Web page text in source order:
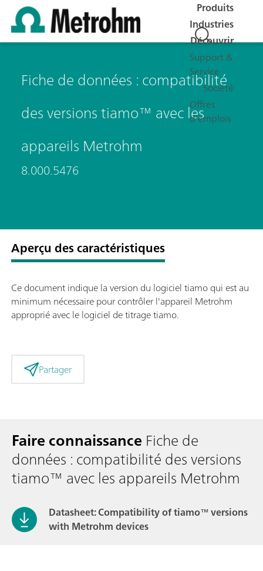
Produits
Industries
Découvrir
Support &
Service
Société
Offres
d'emplois
Fiche de données : compatibilité
des versions tiamo™ avec les
appareils Metrohm
8.000.5476
Aperçu des caractéristiques
Ce document indique la version du logiciel tiamo qui est au
minimum nécessaire pour contrôler l'appareil Metrohm
approprié avec le logiciel de titrage tiamo.
Partager
Faire connaissance Fiche de
données : compatibilité des versions
tiamo™ avec les appareils Metrohm
Datasheet: Compatibility of tiamo™ versions
with Metrohm devices